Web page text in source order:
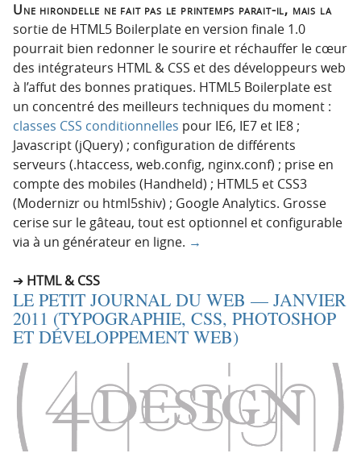
Une hirondelle ne fait pas le printemps parait-il, mais la
sortie de HTML5 Boilerplate en version finale 1.0
pourrait bien redonner le sourire et réchauffer le cœur
des intégrateurs HTML & CSS et des développeurs web
à l’affut des bonnes pratiques. HTML5 Boilerplate est
un concentré des meilleurs techniques du moment :
classes CSS conditionnelles pour IE6, IE7 et IE8 ;
Javascript (jQuery) ; configuration de différents
serveurs (.htaccess, web.config, nginx.conf) ; prise en
compte des mobiles (Handheld) ; HTML5 et CSS3
(Modernizr ou html5shiv) ; Google Analytics. Grosse
cerise sur le gâteau, tout est optionnel et configurable
via à un générateur en ligne. →
HTML & CSS
LE PETIT JOURNAL DU WEB — JANVIER
2011 (TYPOGRAPHIE, CSS, PHOTOSHOP
ET DÉVELOPPEMENT WEB)